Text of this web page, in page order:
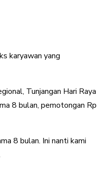
karyawan yang
Tunjangan Hari Raya
8 bulan, pemotongan Rp
8 bulan. Ini nanti kami